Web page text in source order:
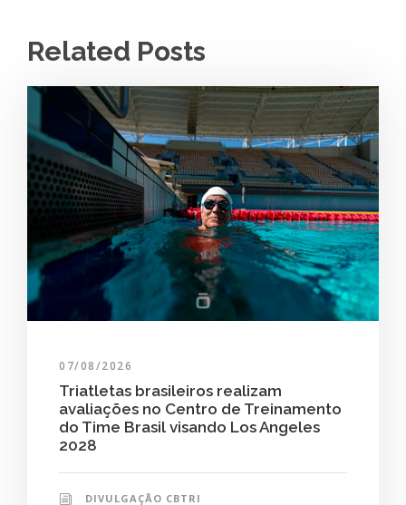
Related Posts
07/08/2026
Triatletas brasileiros realizam
avaliações no Centro de Treinamento
do Time Brasil visando Los Angeles
2028
DIVULGAÇÃO CBTRI